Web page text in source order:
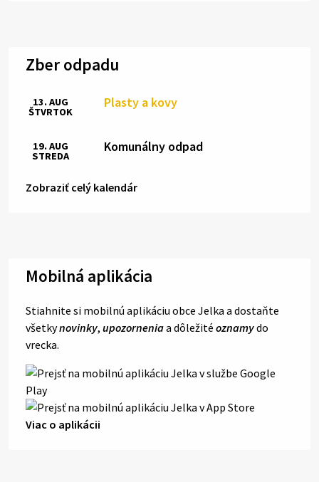
Zber odpadu
Plasty a kovy
13. AUG
ŠTVRTOK
Komunálny odpad
19. AUG
STREDA
Zobraziť celý kalendár
Mobilná aplikácia
Stiahnite si mobilnú aplikáciu obce Jelka a dostaňte
všetkynovinky, upozorneniaa dôležité oznamydo
vrecka.
Viac o aplikácii